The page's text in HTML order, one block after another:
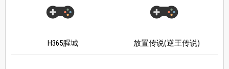
H365腥城 放置传说(逆王传说)